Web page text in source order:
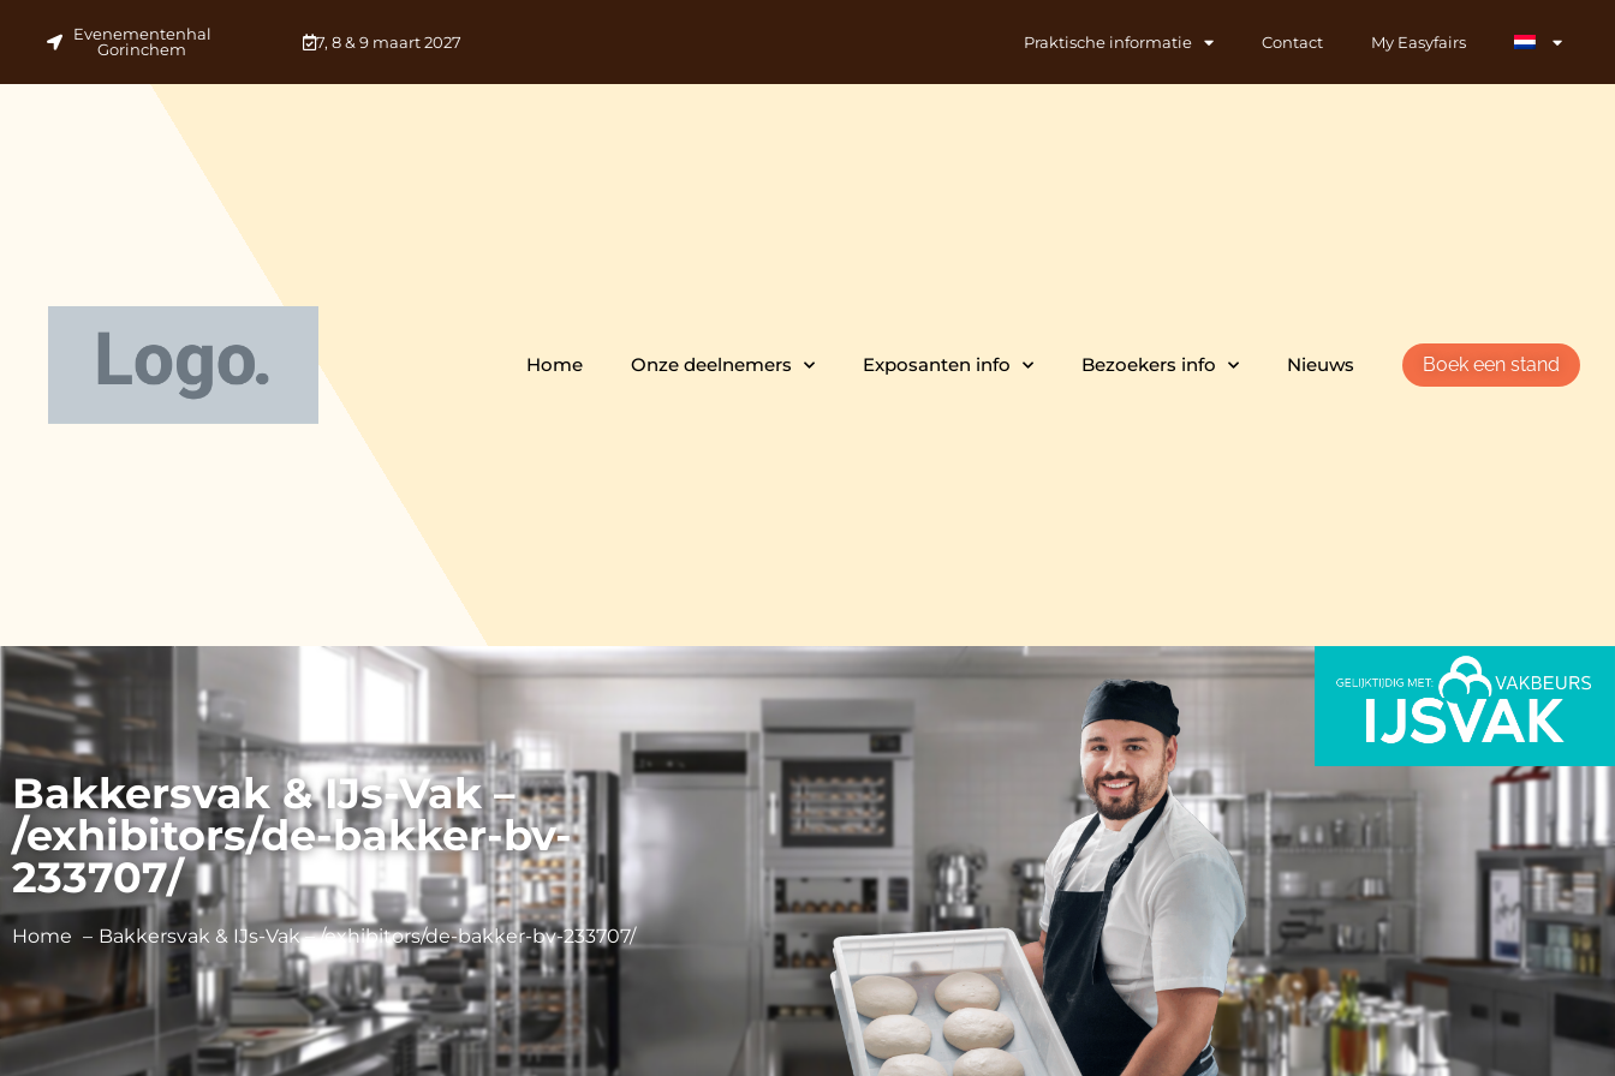
Evenementenhal
Gorinchem
7, 8 & 9 maart 2027 Praktische informatie Contact My Easyfairs
Home Onze deelnemers Exposanten info Bezoekers info Nieuws Boek een stand
Bakkersvak & IJs-Vak –
/exhibitors/de-bakker-bv-
233707/
Home Bakkersvak & IJs-Vak – /exhibitors/de-bakker-bv-233707/